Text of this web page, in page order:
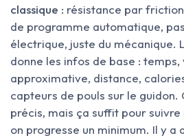
classique : résistance par
de programme automatique,
électrique, juste du mécanique.
donne les infos de base : temps,
approximative, distance,
capteurs de pouls sur le guidon.
précis, mais ça suffit pour
on progresse un minimum. Il y a